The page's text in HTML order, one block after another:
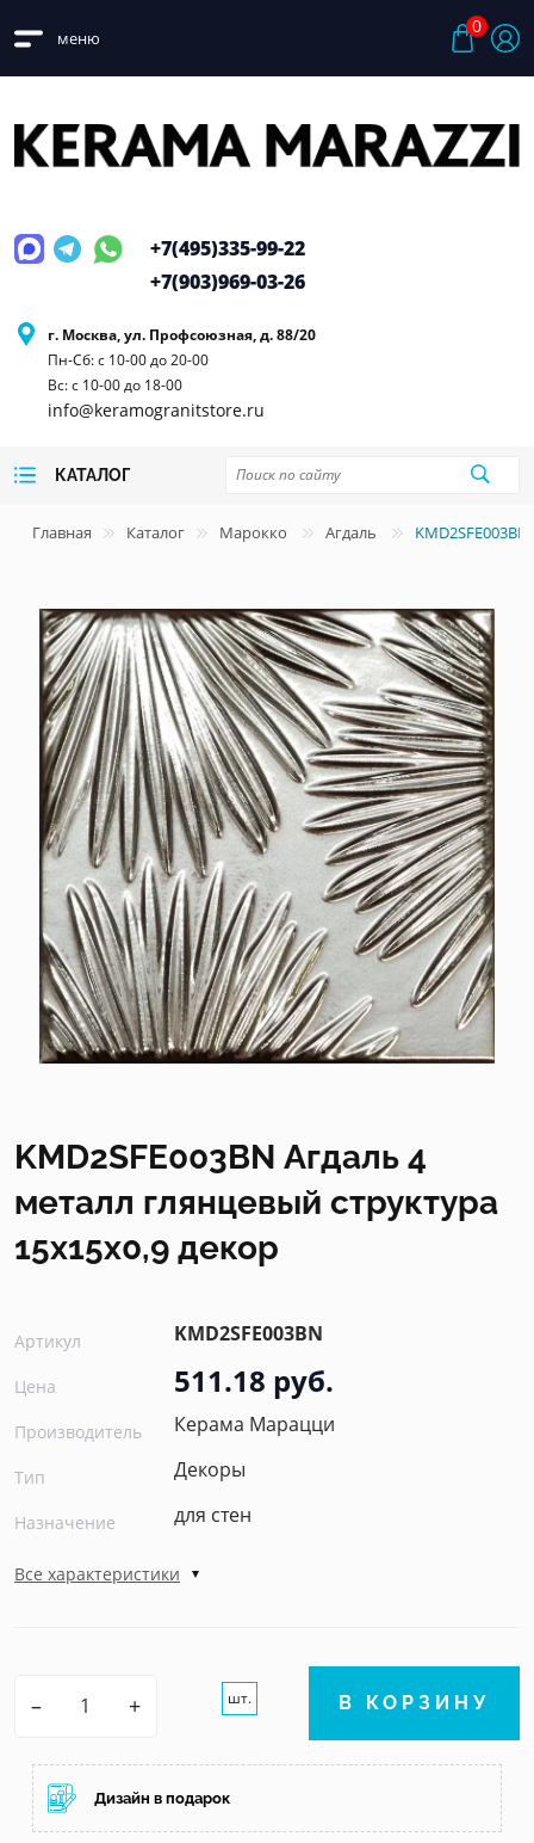
меню
0
г. Москва, ул. Профсоюзная, д. 88/20
Пн-Сб: с 10-00 до 20-00
Вс: с 10-00 до 18-00
info@keramogranitstore.ru
+7(495)335-99-22
+7(903)969-03-26
КАТАЛОГ
Главная Каталог Марокко Агдаль
KMD2SFE003BN Агдаль 4
металл глянцевый структура
15x15x0,9 декор
Артикул KMD2SFE003BN
Цена 511.18 руб.
Производитель Керама Марацци
Тип Декоры
Назначение для стен
Все характеристики
– + шт. В КОРЗИНУ
Дизайн в подарок